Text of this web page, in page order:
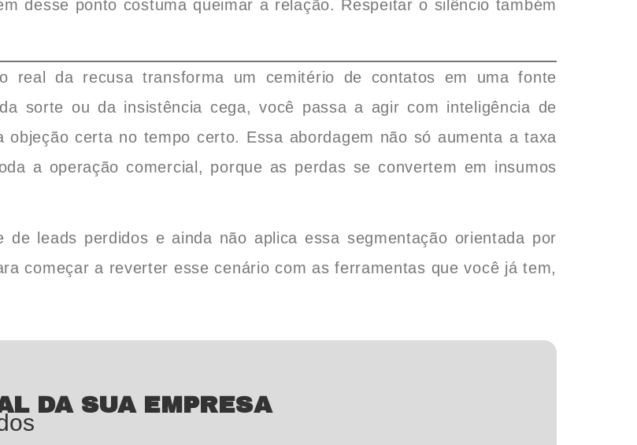
desse ponto costuma queimar a relação. Respeitar o silêncio também
real da recusa transforma um cemitério de contatos em uma fonte
sorte ou da insistência cega, você passa a agir com inteligência de
certa no tempo certo. Essa abordagem não só aumenta a taxa
a operação comercial, porque as perdas se convertem em insumos
leads perdidos e ainda não aplica essa segmentação orientada por
começar a reverter esse cenário com as ferramentas que você já tem,
DA SUA EMPRESA